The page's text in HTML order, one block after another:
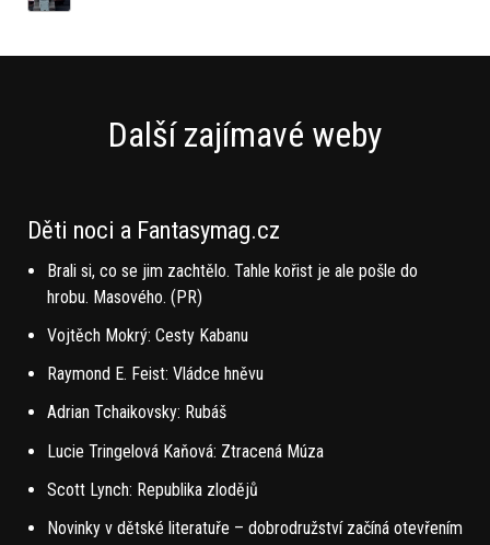
Další zajímavé weby
Děti noci a Fantasymag.cz
Brali si, co se jim zachtělo. Tahle kořist je ale pošle do
hrobu. Masového. (PR)
Vojtěch Mokrý: Cesty Kabanu
Raymond E. Feist: Vládce hněvu
Adrian Tchaikovsky: Rubáš
Lucie Tringelová Kaňová: Ztracená Múza
Scott Lynch: Republika zlodějů
Novinky v dětské literatuře – dobrodružství začíná otevřením